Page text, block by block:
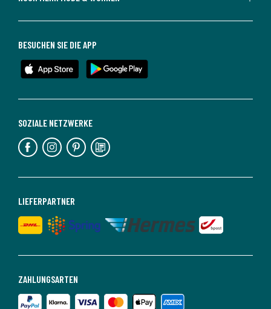
ZAHLUNGSARTEN
LIEFERPARTNER
SOZIALE NETZWERKE
BESUCHEN SIE DIE APP